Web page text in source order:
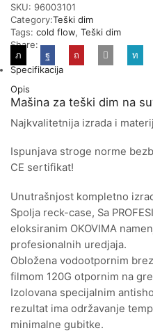
SKU: 96003101
Category:Teški dim
Tags: cold flow, Teški dim
Share:
Specifikacija
Opis
Mašina za teški dim na
Najkvalitetnija izrada i
Ispunjava stroge norme
CE sertifikat!
Unutrašnjost kompletno
Spolja reck-case, Sa
eloksiranim OKOVIMA
profesionalnih uredjaja.
Obložena vodootpornim
filmom 120G otpornim na
Izolovana specijalnim
rezultat ima održavanje
minimalne gubitke.